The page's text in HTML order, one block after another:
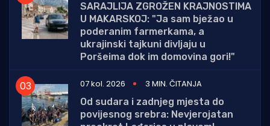
SARAJLIJA ZGROŽEN KRAJNOSTIMA
U MAKARSKOJ: "Ja sam bježao u
poderanim farmerkama, a
ukrajinski tajkuni divljaju u
Poršeima dok im domovina gori!"
07 kol. 2026
3 MIN. ČITANJA
Od sudara i zadnjeg mjesta do
povijesnog srebra: Nevjerojatan